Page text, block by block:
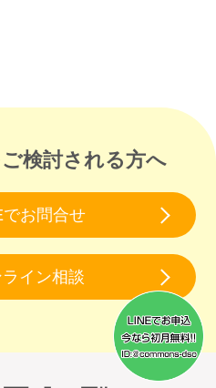
検討される方へ
でお問合せ
イン相談